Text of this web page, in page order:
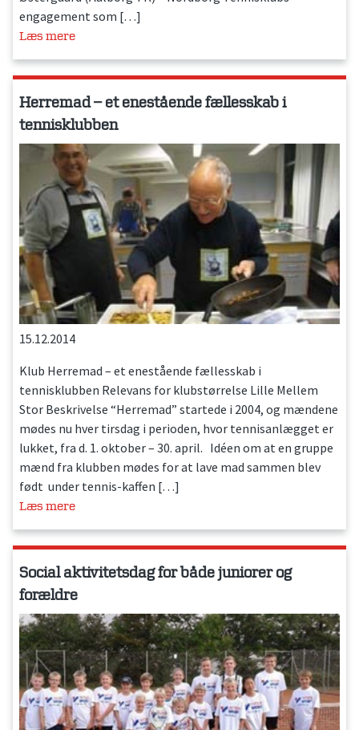
engagement som […]
Læs mere
Herremad – et enestående fællesskab i
tennisklubben
15.12.2014
Klub Herremad – et enestående fællesskab i
tennisklubben Relevans for klubstørrelse Lille Mellem
Stor Beskrivelse “Herremad” startede i 2004, og mændene
mødes nu hver tirsdag i perioden, hvor tennisanlægget er
lukket, fra d. 1. oktober – 30. april. Idéen om at en gruppe
mænd fra klubben mødes for at lave mad sammen blev
født under tennis-kaffen […]
Læs mere
Social aktivitetsdag for både juniorer og
forældre